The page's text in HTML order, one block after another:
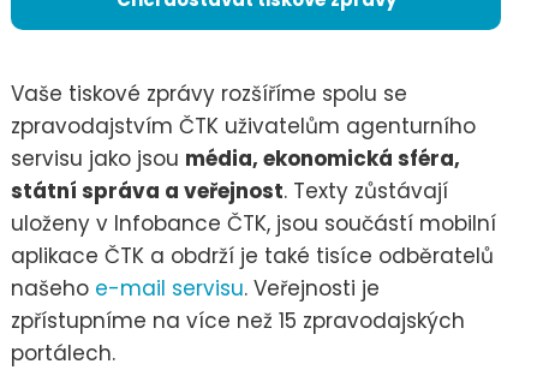
Vaše tiskové zprávy rozšíříme spolu se
zpravodajstvím ČTK uživatelům agenturního
servisu jako jsou média, ekonomická sféra,
státní správa a veřejnost. Texty zůstávají
uloženy v Infobance ČTK, jsou součástí mobilní
aplikace ČTK a obdrží je také tisíce odběratelů
našeho e-mail servisu. Veřejnosti je
zpřístupníme na více než 15 zpravodajských
portálech.